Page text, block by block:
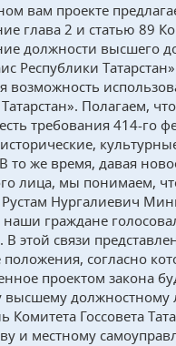
вам проекте
глава 2 и статью 89
должности высшего
Республики
возможность
Полагаем,
требования 414-го
В то же время, давая
лица, мы понимаем,
Нургалиевич
наши граждане
В этой связи
положения, согласно
проектом закона
должностному
Комитета Госсовета
и местному